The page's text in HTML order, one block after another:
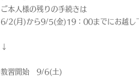
ご本人様の残りの手続きは
6/2(月)から9/5(金)19：00までにお越し
↓
教習開始 9/6(土)